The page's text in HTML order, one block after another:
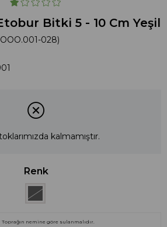
Bitki 5 - 10 Cm Yeşil
028)
kalmamıştır.
Renk
Toprağın nemine göre sulanmalıdır.